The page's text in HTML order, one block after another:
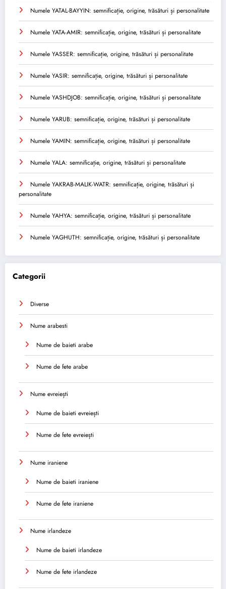
Numele YATAL-BAYYIN: semnificație, origine, trăsături și personalitate
Numele YATA-AMIR: semnificație, origine, trăsături și personalitate
Numele YASSER: semnificație, origine, trăsături și personalitate
Numele YASIR: semnificație, origine, trăsături și personalitate
Numele YASHDJOB: semnificație, origine, trăsături și personalitate
Numele YARUB: semnificație, origine, trăsături și personalitate
Numele YAMIN: semnificație, origine, trăsături și personalitate
Numele YALA: semnificație, origine, trăsături și personalitate
Numele YAKRAB-MALIK-WATR: semnificație, origine, trăsături și
personalitate
Numele YAHYA: semnificație, origine, trăsături și personalitate
Numele YAGHUTH: semnificație, origine, trăsături și personalitate
Categorii
Diverse
Nume arabesti
Nume de baieti arabe
Nume de fete arabe
Nume evreiești
Nume de baieti evreiești
Nume de fete evreiești
Nume iraniene
Nume de baieti iraniene
Nume de fete iraniene
Nume irlandeze
Nume de baieti irlandeze
Nume de fete irlandeze